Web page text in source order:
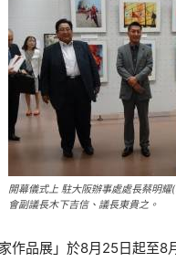
開幕儀式上 駐大阪辦事處處長蔡明
會副議長木下吉信、議長東貴之。
作品展」於8月25日起至